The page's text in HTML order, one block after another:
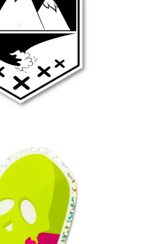
1.99€
Ver más
1.99
€